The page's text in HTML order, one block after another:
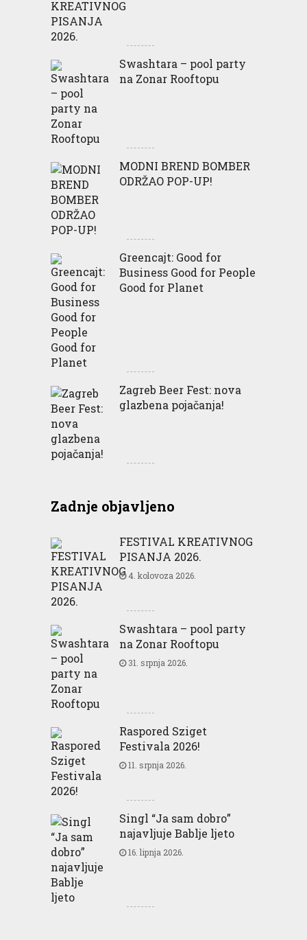
Swashtara – pool party
na Zonar Rooftopu
MODNI BREND BOMBER
ODRŽAO POP-UP!
Greencajt: Good for
Business Good for People
Good for Planet
Zagreb Beer Fest: nova
glazbena pojačanja!
Zadnje objavljeno
FESTIVAL KREATIVNOG
PISANJA 2026.
4. kolovoza 2026.
Swashtara – pool party
na Zonar Rooftopu
31. srpnja 2026.
Raspored Sziget
Festivala 2026!
11. srpnja 2026.
Singl “Ja sam dobro”
najavljuje Bablje ljeto
16. lipnja 2026.